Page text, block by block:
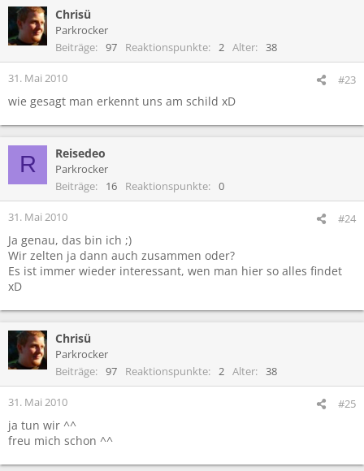
Chrisü
Parkrocker
Beiträge
97 Reaktionspunkte 2 Alter 38
31. Mai 2010 #23
wie gesagt man erkennt uns am schild xD
R Reisedeo
Parkrocker
Beiträge
16 Reaktionspunkte 0
31. Mai 2010 #24
Ja genau, das bin ich ;)
Wir zelten ja dann auch zusammen oder?
Es ist immer wieder interessant, wen man hier so alles findet
xD
Chrisü
Parkrocker
Beiträge
97 Reaktionspunkte 2 Alter 38
31. Mai 2010 #25
ja tun wir ^^
freu mich schon ^^